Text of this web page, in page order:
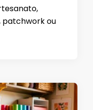
patchwork ou